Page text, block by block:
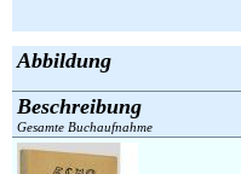
AGB
Widerruf
Über uns
Aktuelle Kataloge
Abbildung
Beschreibung
Gesamte Buchaufnahme